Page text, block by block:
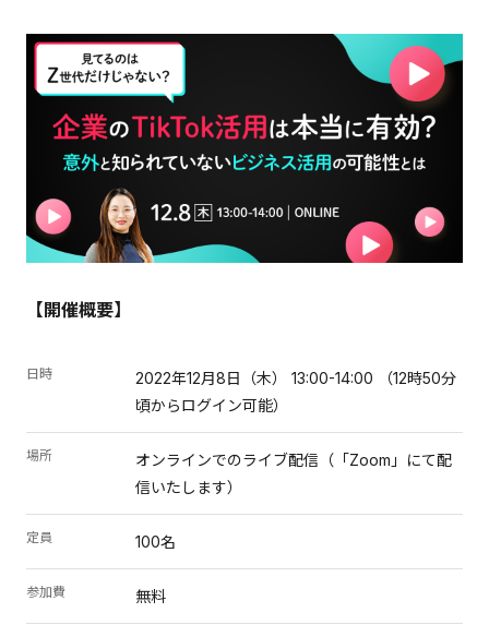
【開催概要】
日時
2022年12月8日（木） 13:00-14:00 （12時50分
頃からログイン可能）
場所
オンラインでのライブ配信（「Zoom」にて配
信いたします）
定員 100名
参加費 無料